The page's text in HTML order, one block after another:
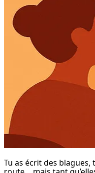
Tu as écrit des blagues,